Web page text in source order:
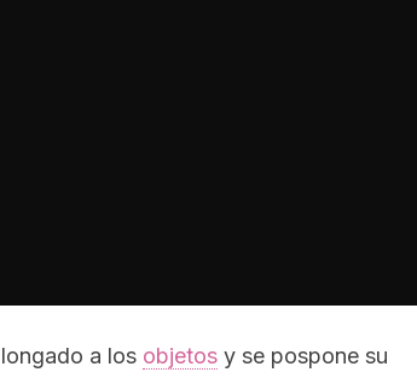
a los objetos y se pospone su